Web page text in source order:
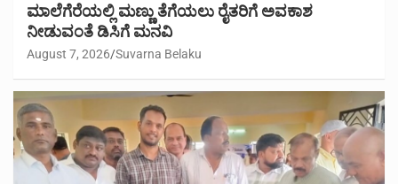
ಮಾಲೆಗೆರೆಯಲ್ಲಿ ಮಣ್ಣು ತೆಗೆಯಲು ರೈತರಿಗೆ ಅವಕಾಶ
ನೀಡುವಂತೆ ಡಿಸಿಗೆ ಮನವಿ
August 7, 2026 Suvarna Belaku